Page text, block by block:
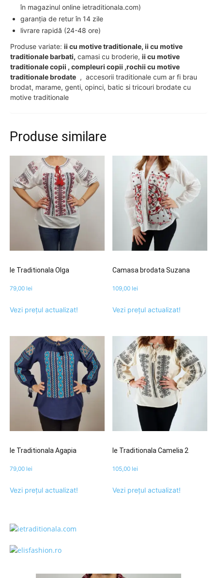
în magazinul online ietraditionala.com)
garanția de retur în 14 zile
livrare rapidă (24-48 ore)
Produse variate: ii cu motive traditionale, ii cu motive
traditionale barbati, camasi cu broderie, ii cu motive
traditionale copii , compleuri copii ,rochii cu motive
traditionale brodate , accesorii traditionale cum ar fi brau
brodat, marame, genti, opinci, batic si tricouri brodate cu
motive traditionale
Produse similare
Ie Traditionala Olga
79,00 lei
Vezi prețul actualizat!
Camasa brodata Suzana
109,00 lei
Vezi prețul actualizat!
Ie Traditionala Agapia
79,00 lei
Vezi prețul actualizat!
Ie Traditionala Camelia 2
105,00 lei
Vezi prețul actualizat!